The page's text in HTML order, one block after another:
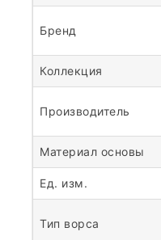
Бренд
Коллекция
Производитель
Материал основы
Ед. изм.
Тип ворса